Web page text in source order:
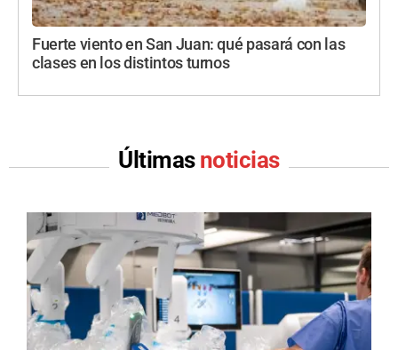
Fuerte viento en San Juan: qué pasará con las
clases en los distintos turnos
Últimas noticias